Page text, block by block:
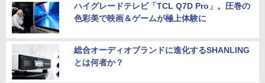
ハイグレードテレビ「TCL Q7D Pro」。圧巻の
色彩美で映画＆ゲームが極上体験に
総合オーディオブランドに進化するSHANLING
とは何者か？